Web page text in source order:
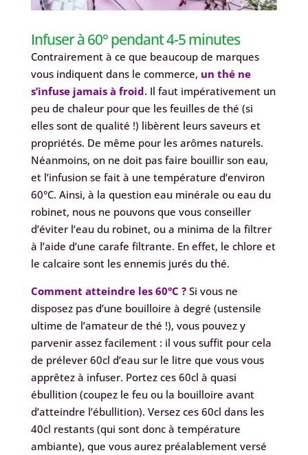
Infuser à 60° pendant 4-5 minutes
Contrairement à ce que beaucoup de marques
vous indiquent dans le commerce, un thé ne
s’infuse jamais à froid. Il faut impérativement un
peu de chaleur pour que les feuilles de thé (si
elles sont de qualité !) libèrent leurs saveurs et
propriétés. De même pour les arômes naturels.
Néanmoins, on ne doit pas faire bouillir son eau,
et l’infusion se fait à une température d’environ
60°C. Ainsi, à la question eau minérale ou eau du
robinet, nous ne pouvons que vous conseiller
d’éviter l’eau du robinet, ou a minima de la filtrer
à l’aide d’une carafe filtrante. En effet, le chlore et
le calcaire sont les ennemis jurés du thé.
Comment atteindre les 60°C ?Si vous ne
disposez pas d’une bouilloire à degré (ustensile
ultime de l’amateur de thé !), vous pouvez y
parvenir assez facilement : il vous suffit pour cela
de prélever 60cl d’eau sur le litre que vous vous
apprêtez à infuser. Portez ces 60cl à quasi
ébullition (coupez le feu ou la bouilloire avant
d’atteindre l’ébullition). Versez ces 60cl dans les
40cl restants (qui sont donc à température
ambiante), que vous aurez préalablement versé